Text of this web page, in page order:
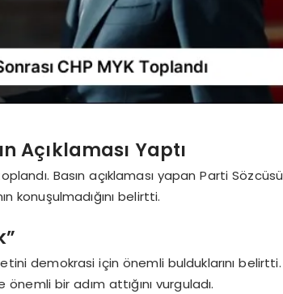
Açıklaması Yaptı
Basın açıklaması yapan Parti Sözcüsü
konuşulmadığını belirtti.
demokrasi için önemli bulduklarını belirtti.
bir adım attığını vurguladı.